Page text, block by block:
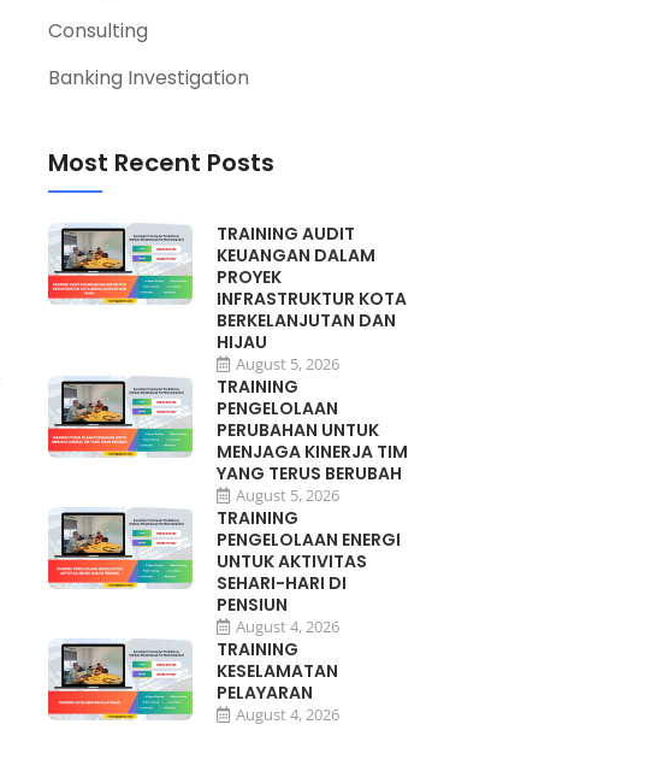
Consulting
Banking Investigation
Most Recent Posts
TRAINING AUDIT
KEUANGAN DALAM
PROYEK
INFRASTRUKTUR KOTA
BERKELANJUTAN DAN
HIJAU
August 5, 2026
TRAINING
PENGELOLAAN
PERUBAHAN UNTUK
MENJAGA KINERJA TIM
YANG TERUS BERUBAH
August 5, 2026
TRAINING
PENGELOLAAN ENERGI
UNTUK AKTIVITAS
SEHARI-HARI DI
PENSIUN
August 4, 2026
TRAINING
KESELAMATAN
PELAYARAN
August 4, 2026